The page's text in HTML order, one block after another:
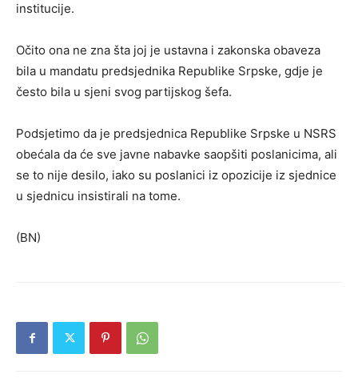
institucije.
Očito ona ne zna šta joj je ustavna i zakonska obaveza
bila u mandatu predsjednika Republike Srpske, gdje je
često bila u sjeni svog partijskog šefa.
Podsjetimo da je predsjednica Republike Srpske u NSRS
obećala da će sve javne nabavke saopšiti poslanicima, ali
se to nije desilo, iako su poslanici iz opozicije iz sjednice
u sjednicu insistirali na tome.
(BN)